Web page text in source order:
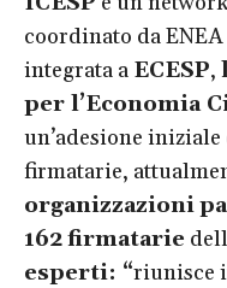
coordinato da
integrata a ECESP,
per l’Economia
un’adesione
firmatarie,
organizzazioni
162firmatarie
esperti: “riunisce